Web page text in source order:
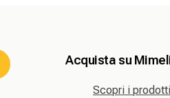
Acquista su
Scopri i prodotti